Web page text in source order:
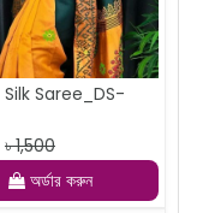
Saree_DS-
৳ 1,500
অর্ডার করুন